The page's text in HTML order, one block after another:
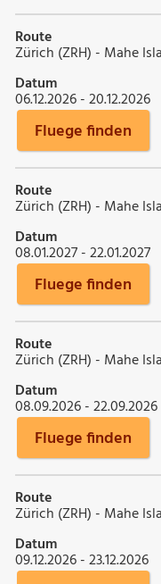
Route
Zürich (ZRH) - Mahe
Datum
06.12.2026 - 20.12.2026
Fluege finden
Route
Zürich (ZRH) - Mahe
Datum
08.01.2027 - 22.01.2027
Fluege finden
Route
Zürich (ZRH) - Mahe
Datum
08.09.2026 - 22.09.2026
Fluege finden
Route
Zürich (ZRH) - Mahe
Datum
09.12.2026 - 23.12.2026